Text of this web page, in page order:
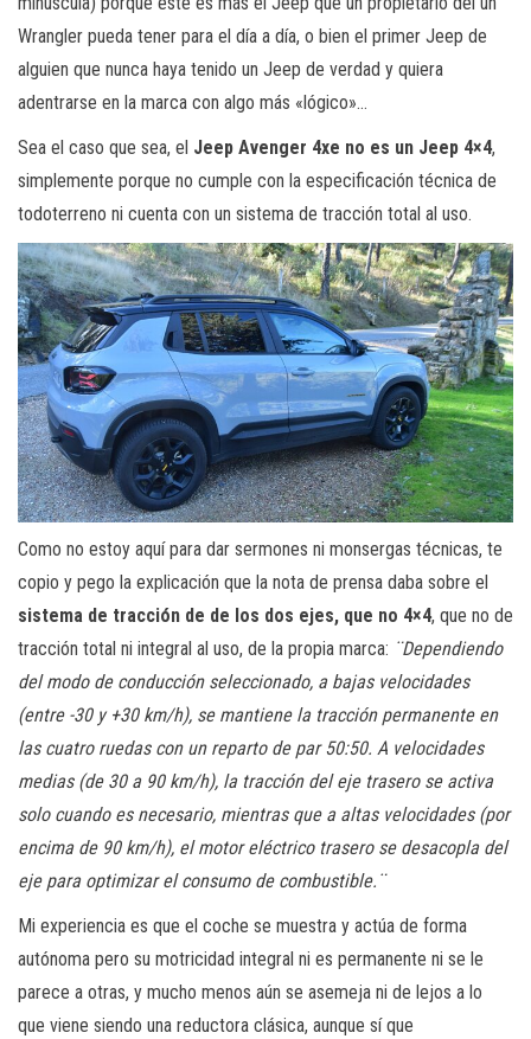
Wrangler pueda tener para el día a día, o bien el primer Jeep de
alguien que nunca haya tenido un Jeep de verdad y quiera
adentrarse en la marca con algo más «lógico»…
Sea el caso que sea, el Jeep Avenger 4xe no es un Jeep 4×4,
simplemente porque no cumple con la especificación técnica de
todoterreno ni cuenta con un sistema de tracción total al uso.
Como no estoy aquí para dar sermones ni monsergas técnicas, te
copio y pego la explicación que la nota de prensa daba sobre el
sistema de tracción de de los dos ejes, que no 4×4, que no de
tracción total ni integral al uso, de la propia marca: ¨Dependiendo
del modo de conducción seleccionado, a bajas velocidades
(entre -30 y +30 km/h), se mantiene la tracción permanente en
las cuatro ruedas con un reparto de par 50:50. A velocidades
medias (de 30 a 90 km/h), la tracción del eje trasero se activa
solo cuando es necesario, mientras que a altas velocidades (por
encima de 90 km/h), el motor eléctrico trasero se desacopla del
eje para optimizar el consumo de combustible.¨
Mi experiencia es que el coche se muestra y actúa de forma
autónoma pero su motricidad integral ni es permanente ni se le
parece a otras, y mucho menos aún se asemeja ni de lejos a lo
que viene siendo una reductora clásica, aunque sí que